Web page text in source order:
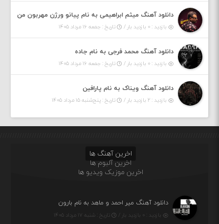
دانلود آهنگ میثم ابراهیمی به نام پیانو ورژن مهربون من
بازدید : ۰ بازدید بار / تاریخ : جمعه ۱۶ مرداد ۱۴۰۵
دانلود آهنگ محمد فرجی به نام جاده
بازدید : ۰ بازدید بار / تاریخ : جمعه ۱۶ مرداد ۱۴۰۵
دانلود آهنگ ویناک به نام پارافین
بازدید : ۲ بازدید بار / تاریخ : پنج‌شنبه ۱۵ مرداد ۱۴۰۵
اخرین آهنگ ها
اخرین آلبوم ها
اخرین موزیک ویدیو ها
دانلود آهنگ میر احمد و ماهد به نام بارون
بازدید : ۰ بازدید بار / تاریخ : شنبه ۱۷ مرداد ۱۴۰۵